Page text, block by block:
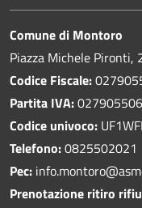
Comune di Montoro
Piazza Michele Pironti,
Codice Fiscale:
Partita IVA:
Codice univoco:
Telefono:0825502021
Pec:
Prenotazione ritiro